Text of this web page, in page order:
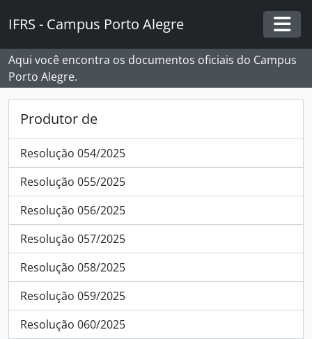
IFRS - Campus Porto Alegre
Aqui você encontra os documentos oficiais do Campus
Porto Alegre.
Produtor de
Resolução 054/2025
Resolução 055/2025
Resolução 056/2025
Resolução 057/2025
Resolução 058/2025
Resolução 059/2025
Resolução 060/2025